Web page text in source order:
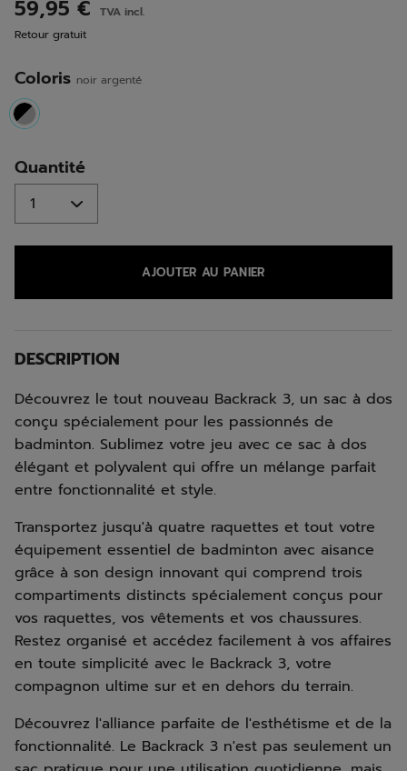
Lien
page.
59,95 €
TVA incl.
Retour gratuit
Coloris noir argenté
selected
Quantité
AJOUTER AU PANIER
DESCRIPTION
Découvrez le tout nouveau Backrack 3, un sac à dos
conçu spécialement pour les passionnés de
badminton. Sublimez votre jeu avec ce sac à dos
élégant et polyvalent qui offre un mélange parfait
entre fonctionnalité et style.
Transportez jusqu'à quatre raquettes et tout votre
équipement essentiel de badminton avec aisance
grâce à son design innovant qui comprend trois
compartiments distincts spécialement conçus pour
vos raquettes, vos vêtements et vos chaussures.
Restez organisé et accédez facilement à vos affaires
en toute simplicité avec le Backrack 3, votre
compagnon ultime sur et en dehors du terrain.
Découvrez l'alliance parfaite de l'esthétisme et de la
fonctionnalité. Le Backrack 3 n'est pas seulement un